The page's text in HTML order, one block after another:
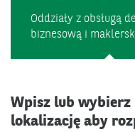
Oddziały z obsługą
biznesową i
Wpisz lub wybierz
lokalizację aby